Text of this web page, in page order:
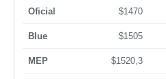
Oficial $1470
Blue $1505
MEP $1520,3